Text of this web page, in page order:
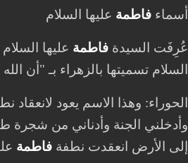
أسماء فاطمة عليها السلام ‏
عُرِفَت السيدة فاطمة عليها
السلام تسميتها بالزهراء بـ "أن
الحوراء: وهذا الاسم يعود لانعقاد
وأدخلني الجنة وأدناني من شجرة
إلى الأرض انعقدت نطفة فاطمة